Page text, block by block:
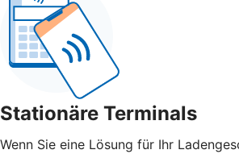
Stationäre Terminals
Wenn Sie eine Lösung für Ihr